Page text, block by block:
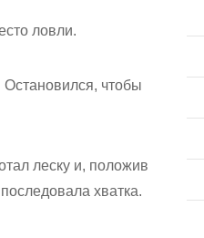
ловли.
чтобы
леску и, положив
хватка.